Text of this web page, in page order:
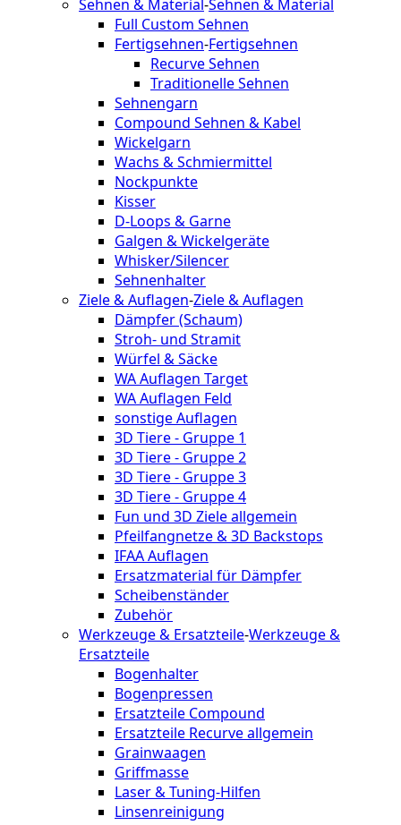
Sehnen & Material-Sehnen & Material
Full Custom Sehnen
Fertigsehnen-Fertigsehnen
Recurve Sehnen
Traditionelle Sehnen
Sehnengarn
Compound Sehnen & Kabel
Wickelgarn
Wachs & Schmiermittel
Nockpunkte
Kisser
D-Loops & Garne
Galgen & Wickelgeräte
Whisker/Silencer
Sehnenhalter
Ziele & Auflagen-Ziele & Auflagen
Dämpfer (Schaum)
Stroh- und Stramit
Würfel & Säcke
WA Auflagen Target
WA Auflagen Feld
sonstige Auflagen
3D Tiere - Gruppe 1
3D Tiere - Gruppe 2
3D Tiere - Gruppe 3
3D Tiere - Gruppe 4
Fun und 3D Ziele allgemein
Pfeilfangnetze & 3D Backstops
IFAA Auflagen
Ersatzmaterial für Dämpfer
Scheibenständer
Zubehör
Werkzeuge & Ersatzteile-Werkzeuge &
Ersatzteile
Bogenhalter
Bogenpressen
Ersatzteile Compound
Ersatzteile Recurve allgemein
Grainwaagen
Griffmasse
Laser & Tuning-Hilfen
Linsenreinigung